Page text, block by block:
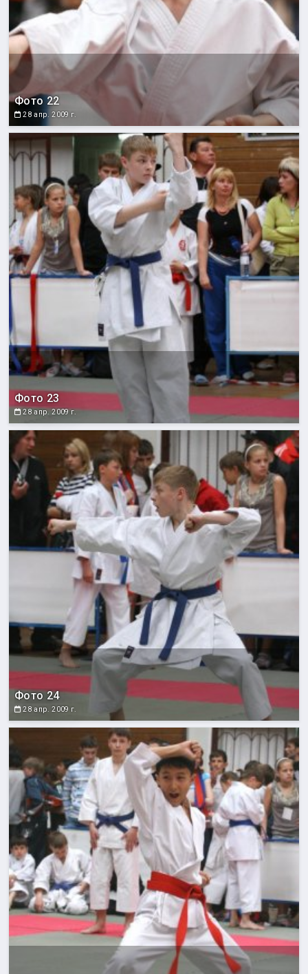
Фото 22
28 апр. 2009 г.
Фото 23
28 апр. 2009 г.
Фото 24
28 апр. 2009 г.